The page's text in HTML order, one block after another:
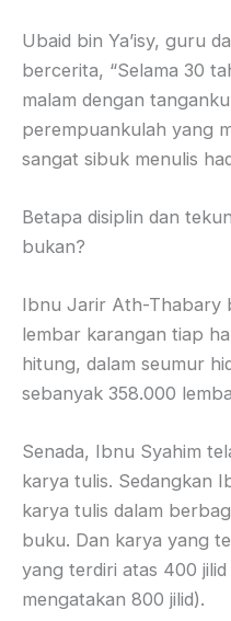
Ubaid bin Ya’isy, guru
bercerita, “Selama 30
malam dengan
perempuankulah yang
sangat sibuk menulis
Betapa disiplin dan
bukan?
Ibnu Jarir Ath-Thabary
lembar karangan tiap
hitung, dalam seumur
sebanyak 358.000
Senada, Ibnu Syahim
karya tulis. Sedangkan
karya tulis dalam
buku. Dan karya yang
yang terdiri atas 400
mengatakan 800 jilid).